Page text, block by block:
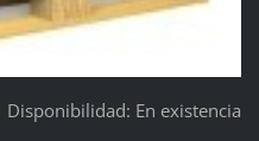
Disponibilidad: En existencia